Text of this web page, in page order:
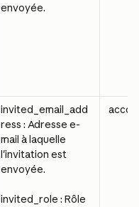
envoyée.
invited_email_add
ress : Adresse e-
mail à laquelle
l'invitation est
envoyée.
invited_role : Rôle